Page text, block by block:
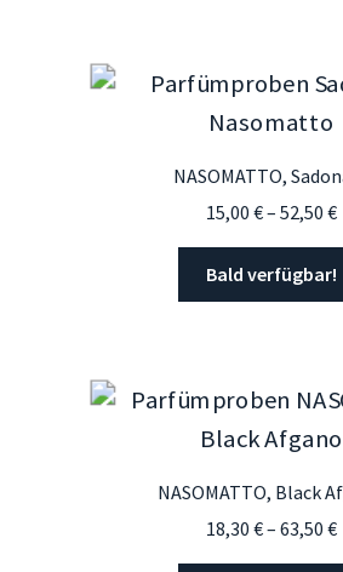
NASOMATTO,
15,00 €– 52,50 €
Bald verfügbar!
NASOMATTO, Black
18,30 €– 63,50 €